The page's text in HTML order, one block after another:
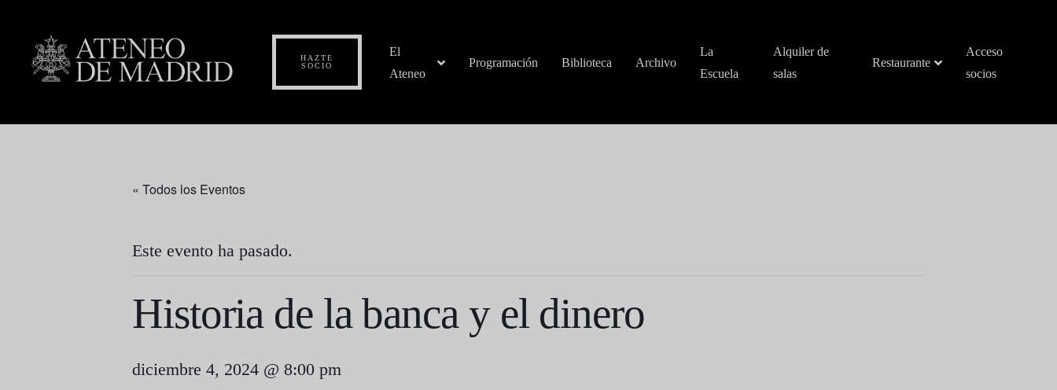
HAZTE
SOCIO
El
Ateneo
Programación Biblioteca Archivo
La
Escuela
Alquiler de
salas
Restaurante
Acceso
socios
« Todos los Eventos
Este evento ha pasado.
Historia de la banca y el dinero
diciembre 4, 2024 @ 8:00 pm